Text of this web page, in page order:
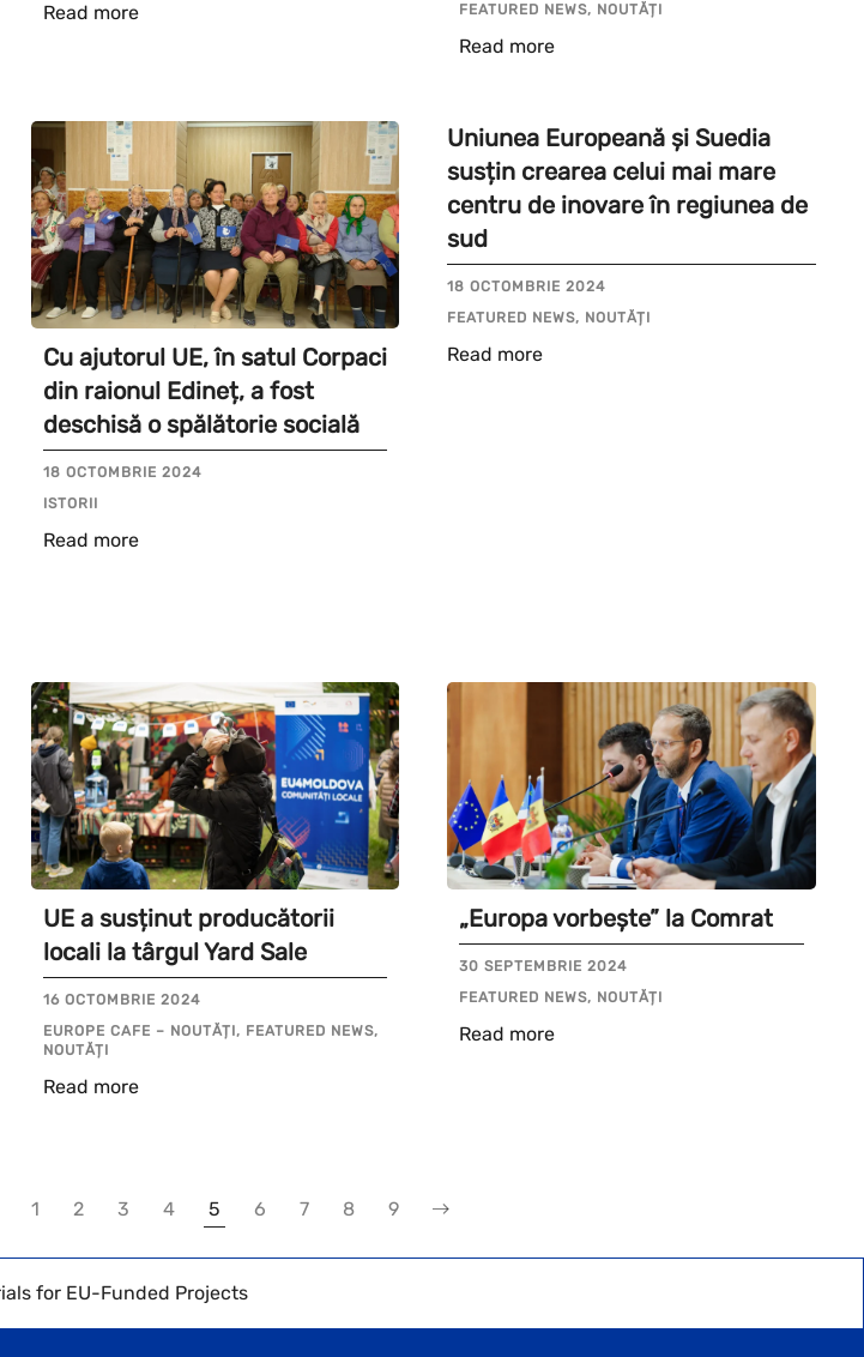
Read more
FEATURED NEWS, NOUTĂȚI
Read more
Cu ajutorul UE, în satul Corpaci
din raionul Edineț, a fost
deschisă o spălătorie socială
18 OCTOMBRIE 2024
ISTORII
Read more
Uniunea Europeană și Suedia
susțin crearea celui mai mare
centru de inovare în regiunea de
sud
18 OCTOMBRIE 2024
FEATURED NEWS, NOUTĂȚI
Read more
UE a susținut producătorii
locali la târgul Yard Sale
16 OCTOMBRIE 2024
EUROPE CAFE – NOUTĂȚI, FEATURED NEWS,
NOUTĂȚI
Read more
„Europa vorbește” la Comrat
30 SEPTEMBRIE 2024
FEATURED NEWS, NOUTĂȚI
Read more
1 2 3 4 5 6 7 8 9
for EU-Funded Projects